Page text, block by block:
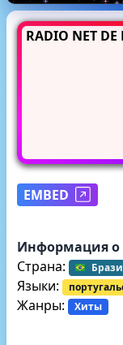
RADIO NET DE
EMBED
Информация о
Страна:
Языки:
Жанры: Хиты